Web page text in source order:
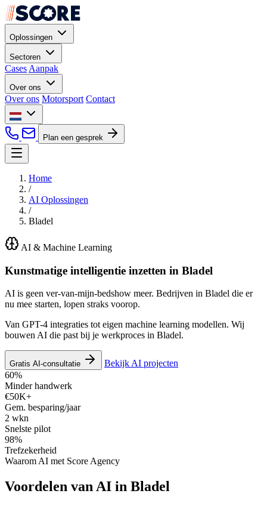
Oplossingen
Sectoren
Cases Aanpak
Over ons
Over ons Motorsport Contact
Plan een gesprek
Home
/
AI Oplossingen
/
Bladel
AI & Machine Learning
Kunstmatige intelligentie inzetten in Bladel
AI is geen ver-van-mijn-bedshow meer. Bedrijven in Bladel die er
nu mee starten, lopen straks voorop.
Van GPT-4 integraties tot eigen machine learning modellen. Wij
bouwen AI die past bij je werkproces in Bladel.
Gratis AI-consultatie
Bekijk AI projecten
60%
Minder handwerk
€50K+
Gem. besparing/jaar
2 wkn
Snelste pilot
98%
Trefzekerheid
Waarom AI met Score Agency
Voordelen van AI in Bladel